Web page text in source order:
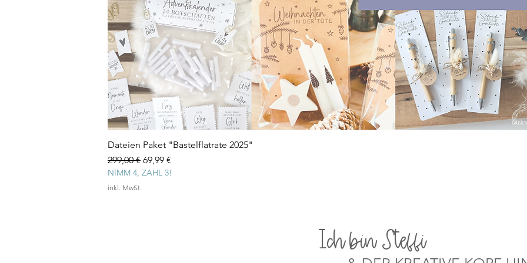
Dateien Paket "Bastelflatrate 2025"
Standardpreis
299,00 € Sale-Preis
69,99 €
NIMM 4, ZAHL 3!
inkl. MwSt.
Ich bin Steffi